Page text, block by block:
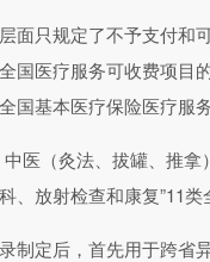
面只规定了不予支付和
国医疗服务可收费项目
国基本医疗保险医疗服
医（灸法、拔罐、推
放射检查和康复”11类
制定后，首先用于跨省